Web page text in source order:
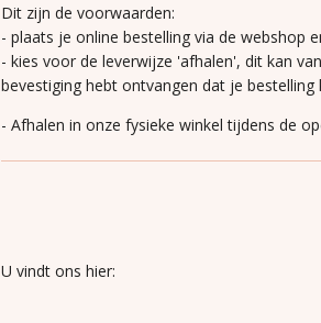
Dit zijn de voorwaarden:
- plaats je online bestelling via de webshop
- kies voor de leverwijze 'afhalen', dit kan
bevestiging hebt ontvangen dat je bestelling
- Afhalen in onze fysieke winkel tijdens de
U vindt ons hier: